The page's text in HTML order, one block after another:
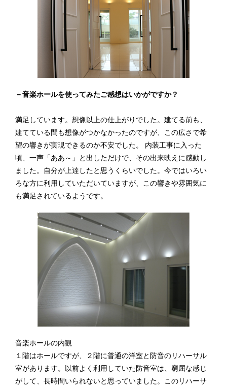
－音楽ホールを使ってみたご感想はいかがですか？
満足しています。想像以上の仕上がりでした。建てる前も、
建てている間も想像がつかなかったのですが、この広さで希
望の響きが実現できるのか不安でした。 内装工事に入った
頃、一声「ああ～」と出しただけで、その出来映えに感動し
ました。自分が上達したと思うくらいでした。今ではいろい
ろな方に利用していただいていますが、この響きや雰囲気に
も満足されているようです。
音楽ホールの内観
１階はホールですが、２階に普通の洋室と防音のリハーサル
室があります。以前よく利用していた防音室は、窮屈な感じ
がして、長時間いられないと思っていました。このリハーサ